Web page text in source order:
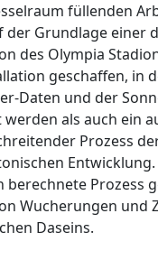
füllenden
der Grundlage einer
des Olympia
geschaffen, in
Daten und der
als auch ein
Prozess
berechnete Prozess
Wucherungen und
Daseins.